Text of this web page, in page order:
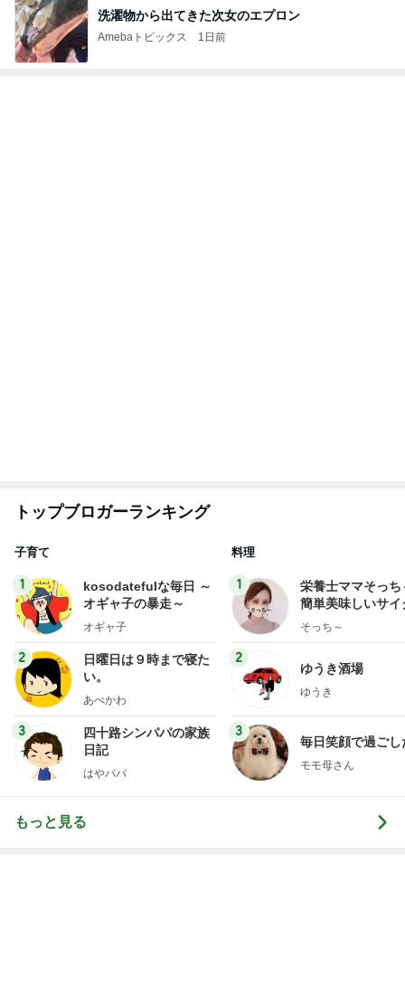
洗濯物から出てきた次女のエプロン
Amebaトピックス 1日前
トップブロガーランキング
子育て
1
kosodatefulな毎日 ～
オギャ子の暴走～
オギャ子
2
日曜日は９時まで寝た
い。
あべかわ
3
四十路シンパパの家族
日記
はやパパ
料理
1
栄養士ママそっち
簡単美味しいサイ
献立
そっち～
2
ゆうき酒場
ゆうき
3
毎日笑顔で過ごし
モモ母さん
もっと見る